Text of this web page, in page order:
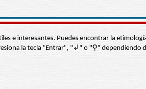
e interesantes. Puedes encontrar la
la tecla "Entrar", "↲" o "⚲"